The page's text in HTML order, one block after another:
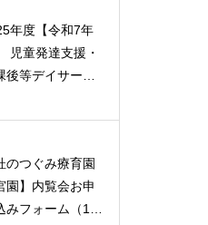
年度【令和7年
児童発達支援・
後等デイサービ
果【2026年3月
のつぐみ療育園
園】内覧会お申
みフォーム（1/3
年度【令和7年
児童発達支援・
後等デイサービ
果【2026年3月
のつぐみ療育園
園】内覧会お申
みフォーム（1/3